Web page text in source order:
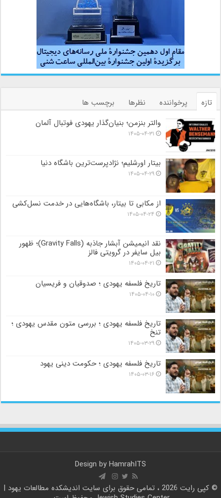
تازه پرخواننده نظرها
برچسب ها
والتر بنزمن؛ بنیان‌گذار یهودی فوتبال آلمان
۱۴۰۵-۰۴-۳۱
بیتار اورشلیم؛ نژادپرست‌ترین باشگاه دنیا
۱۴۰۵-۰۴-۲۹
از مکابی تا بیتار، باشگاه‌هایی در خدمت نسل‌کشی
۱۴۰۵-۰۴-۲۴
نقد انیمیشن آبشار جاذبه (Gravity Falls)؛ ظهور
بیل سایفر در گرویتی فالز
۱۴۰۵-۰۴-۲۱
تاریخ فلسفه یهودی ؛ صدوقیان و فریسیان
۱۴۰۵-۰۴-۱۰
تاریخ فلسفه یهودی ؛ بررسی متون مقدس یهودی ؛
تنخ
۱۴۰۵-۰۳-۲۹
تاریخ فلسفه یهودی ؛ حکومت دینی یهود
۱۴۰۵-۰۳-۱۶
Design by HamrahITS
© کپی رایت 2026 ، تمامی حقوق برای سایت
اندیشکده مطالعات یهود |